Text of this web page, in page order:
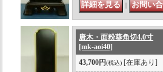
唐木・面粉葵角切4.0寸
[mk-aoi40]
43,700円(税込) [在庫あり]